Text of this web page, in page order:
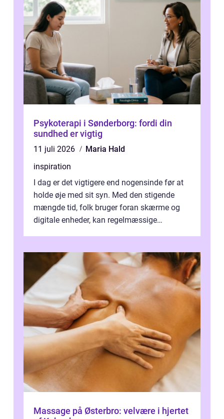
Psykoterapi i Sønderborg: fordi din
sundhed er vigtig
11 juli 2026
Maria Hald
inspiration
I dag er det vigtigere end nogensinde før at
holde øje med sit syn. Med den stigende
mængde tid, folk bruger foran skærme og
digitale enheder, kan regelmæssige
Massage på Østerbro: velvære i hjertet